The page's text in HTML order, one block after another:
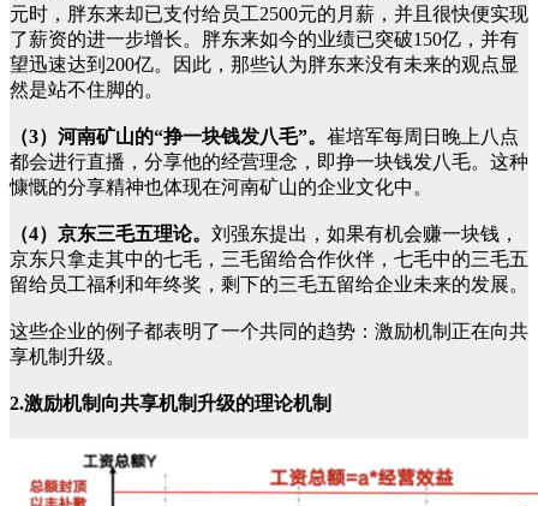
元时，胖东来却已支付给员工2500元的月薪，并且很快便实现
了薪资的进一步增长。胖东来如今的业绩已突破150亿，并有
望迅速达到200亿。因此，那些认为胖东来没有未来的观点显
然是站不住脚的。
（3）河南矿山的“挣一块钱发八毛”。 崔培军每周日晚上八点
都会进行直播，分享他的经营理念，即挣一块钱发八毛。这种
慷慨的分享精神也体现在河南矿山的企业文化中。
（4）京东三毛五理论。 刘强东提出，如果有机会赚一块钱，
京东只拿走其中的七毛，三毛留给合作伙伴，七毛中的三毛五
留给员工福利和年终奖，剩下的三毛五留给企业未来的发展。
这些企业的例子都表明了一个共同的趋势：激励机制正在向共
享机制升级。
2.激励机制向共享机制升级的理论机制